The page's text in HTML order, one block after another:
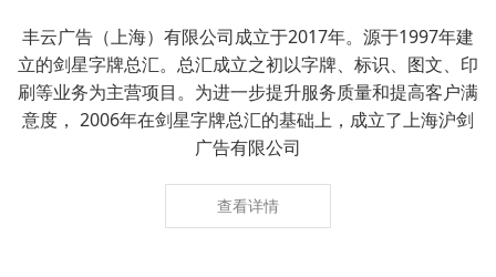
丰云广告（上海）有限公司成立于2017年。源于1997年建
立的剑星字牌总汇。总汇成立之初以字牌、标识、图文、印
刷等业务为主营项目。为进一步提升服务质量和提高客户满
意度， 2006年在剑星字牌总汇的基础上，成立了上海沪剑
广告有限公司
查看详情